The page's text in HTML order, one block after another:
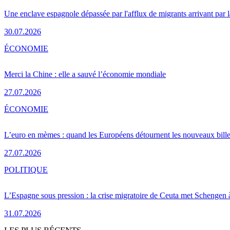
Une enclave espagnole dépassée par l'afflux de migrants arrivant par
30.07.2026
Merci la Chine : elle a sauvé l’économie mondiale
27.07.2026
ÉCONOMIE
L’euro en mèmes : quand les Européens détournent les nouveaux
27.07.2026
ÉCONOMIE
L’Espagne sous pression : la crise migratoire de Ceuta met Schengen
31.07.2026
POLITIQUE